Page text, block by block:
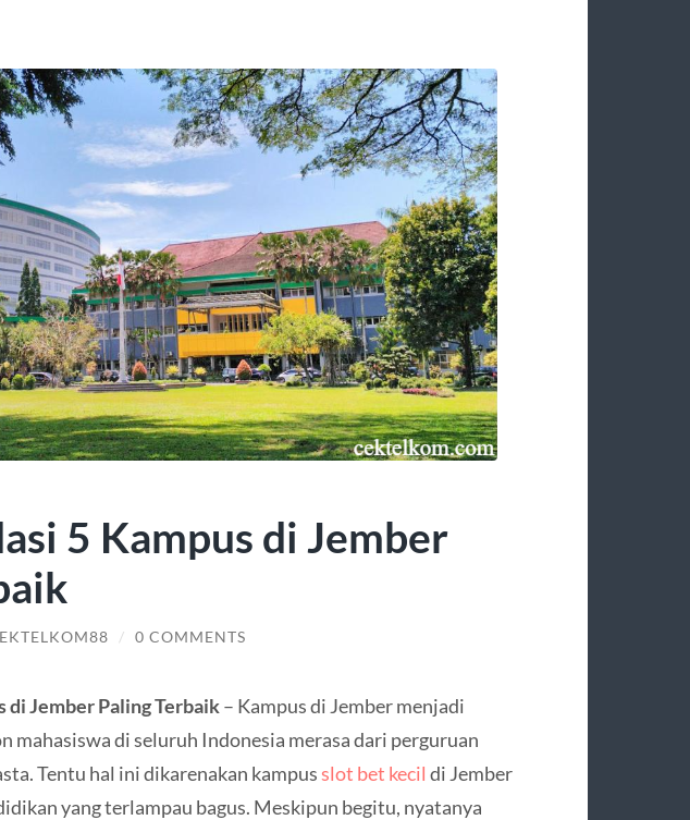
5 Kampus di Jember
/ 0 COMMENTS
di Jember Paling Terbaik– Kampus di Jember menjadi
mahasiswa di seluruh Indonesia merasa dari perguruan
Tentu hal ini dikarenakan kampusslot bet kecil di Jember
yang terlampau bagus. Meskipun begitu, nyatanya